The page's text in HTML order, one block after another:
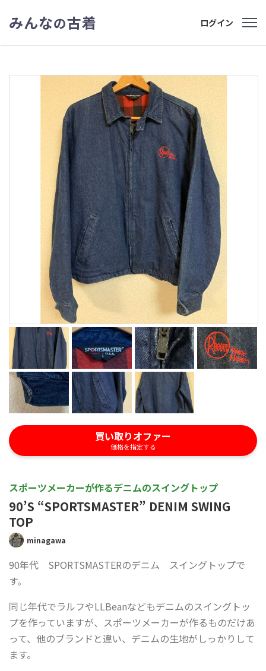
みんなの古着 ログイン
買い取りオファー
価格を指定する
スポーツメーカーが作るデニムのスイングトップ
90’S “SPORTSMASTER” DENIM SWING
TOP
minagawa
90年代 SPORTSMASTERのデニム スイングトップで
す。
同じ年代でラルフやLLBeanなどもデニムのスイングトッ
プを作っていますが、スポーツメーカーが作るものだけあ
って、他のブランドと違い、デニムの生地がしっかりして
ます。